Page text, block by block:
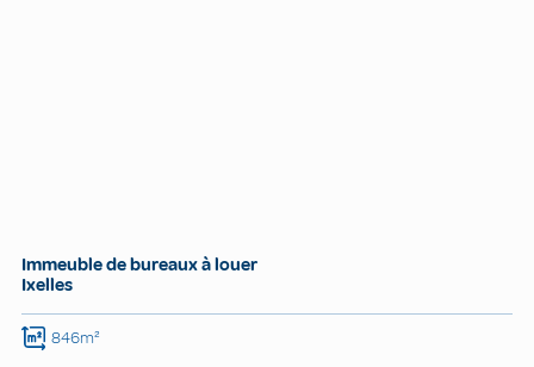
Immeuble de bureaux à louer
Ixelles
846m²